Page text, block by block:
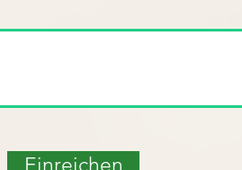
Einreichen